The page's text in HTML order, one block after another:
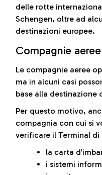
delle rotte
Schengen, oltre ad
destinazioni europee.
Compagnie
Le compagnie aeree
ma in alcuni casi
base alla destinazione
Per questo motivo,
compagnia con cui si
verificare il Terminal
la carta
i sistemi